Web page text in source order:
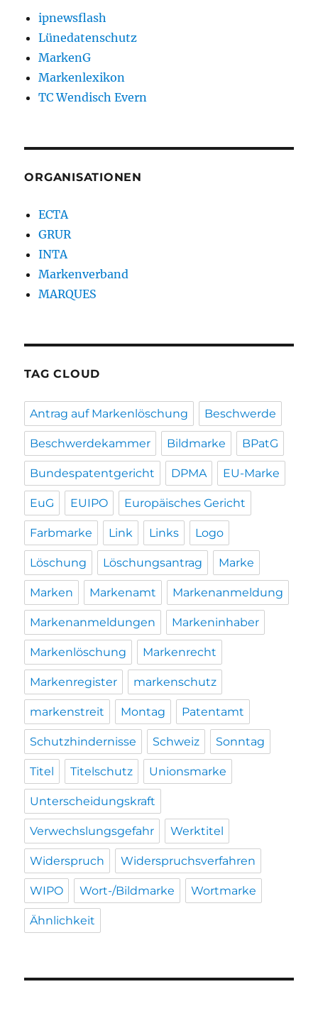
ipnewsflash
Lünedatenschutz
MarkenG
Markenlexikon
TC Wendisch Evern
ORGANISATIONEN
ECTA
GRUR
INTA
Markenverband
MARQUES
TAG CLOUD
Antrag auf Markenlöschung Beschwerde
Beschwerdekammer Bildmarke BPatG
Bundespatentgericht DPMA EU-Marke
EuG EUIPO Europäisches Gericht
Farbmarke Link Links Logo
Löschung Löschungsantrag Marke
Marken Markenamt Markenanmeldung
Markenanmeldungen Markeninhaber
Markenlöschung Markenrecht
Markenregister markenschutz
markenstreit Montag Patentamt
Schutzhindernisse Schweiz Sonntag
Titel Titelschutz Unionsmarke
Unterscheidungskraft
Verwechslungsgefahr Werktitel
Widerspruch Widerspruchsverfahren
WIPO Wort-/Bildmarke Wortmarke
Ähnlichkeit